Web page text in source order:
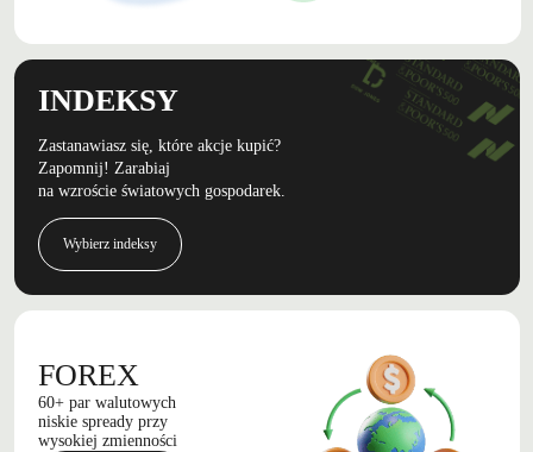
INDEKSY
Zastanawiasz się, które akcje kupić?
Zapomnij! Zarabiaj
na wzroście światowych gospodarek.
Wybierz indeksy
FOREX
60+ par walutowych
niskie spready przy
wysokiej zmienności